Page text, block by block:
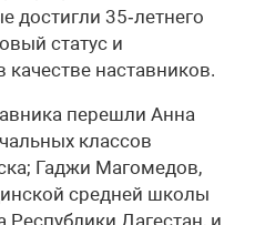
35‑летнего
статус и
наставников.
перешли Анна
классов
Гаджи Магомедов,
средней школы
Дагестан, и